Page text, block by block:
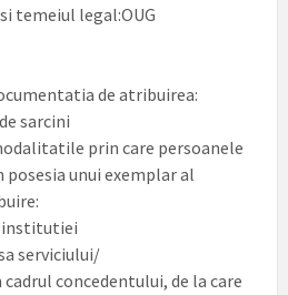
temeiul legal:OUG
de atribuirea:
sarcini
prin care persoanele
unui exemplar al
institutiei
serviciului/
concedentului, de la care